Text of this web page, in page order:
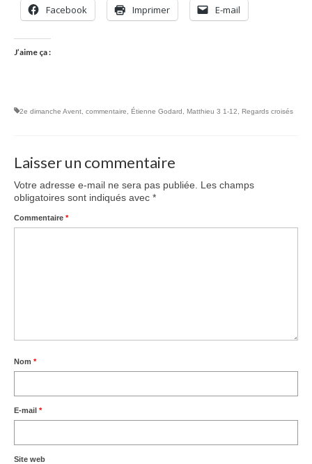
Facebook Imprimer E-mail
J’aime ça :
2e dimanche Avent commentaire Étienne Godard Matthieu 3 1-12 Regards croisés
Laisser un commentaire
Votre adresse e-mail ne sera pas publiée.
Les champs
obligatoires sont indiqués avec *
Commentaire *
Nom *
E-mail *
Site web